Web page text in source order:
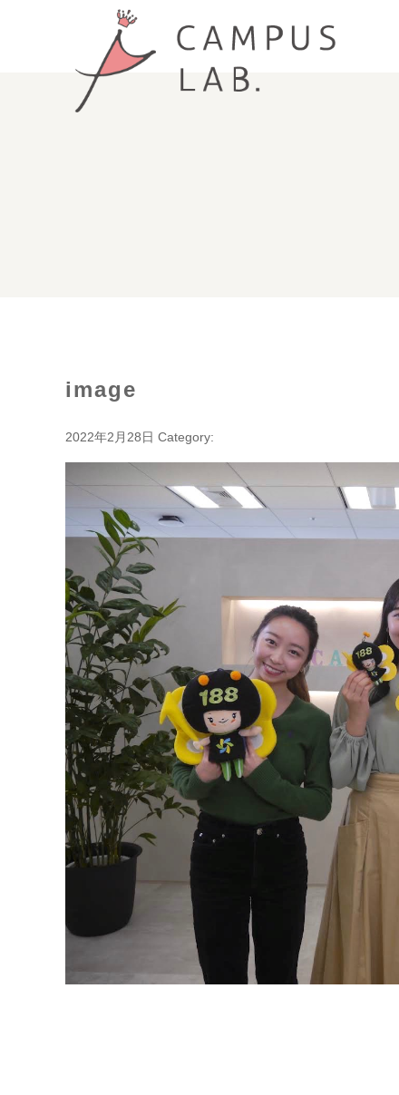
image
2022年2月28日 Category: